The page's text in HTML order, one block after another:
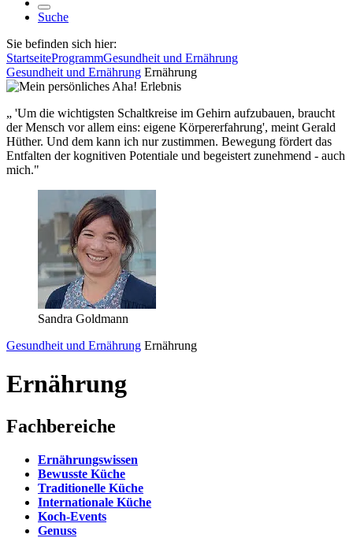
Suche
Sie befinden sich hier:
StartseiteProgrammGesundheit und Ernährung
Gesundheit und Ernährung Ernährung
„ 'Um die wichtigsten Schaltkreise im Gehirn aufzubauen, braucht
der Mensch vor allem eins: eigene Körpererfahrung', meint Gerald
Hüther. Und dem kann ich nur zustimmen. Bewegung fördert das
Entfalten der kognitiven Potentiale und begeistert zunehmend - auch
mich."
Sandra Goldmann
Gesundheit und Ernährung Ernährung
Ernährung
Fachbereiche
Ernährungswissen
Bewusste Küche
Traditionelle Küche
Internationale Küche
Koch-Events
Genuss